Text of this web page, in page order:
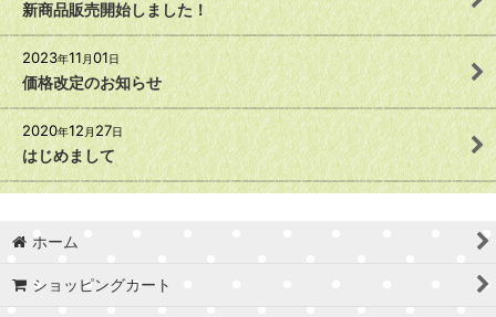
新商品販売開始しました！
2023年11月01日
価格改定のお知らせ
2020年12月27日
はじめまして
ホーム
ショッピングカート